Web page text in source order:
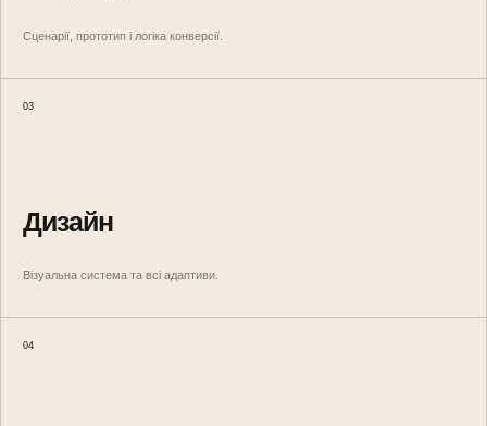
Сценарії, прототип і логіка конверсії.
03
Дизайн
Візуальна система та всі адаптиви.
04